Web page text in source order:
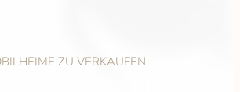
ZU VERKAUFEN